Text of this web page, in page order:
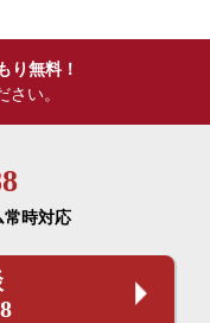
り無料！
さい。
常時対応